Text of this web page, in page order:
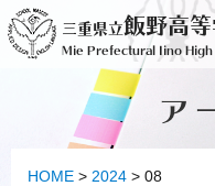
al
contenido
三重県立飯野高
Mie Prefectural Iino High
ア
HOME > 2024 > 08